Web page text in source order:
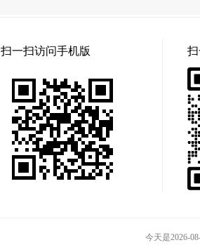
扫一扫访问手机版
今天是2026-